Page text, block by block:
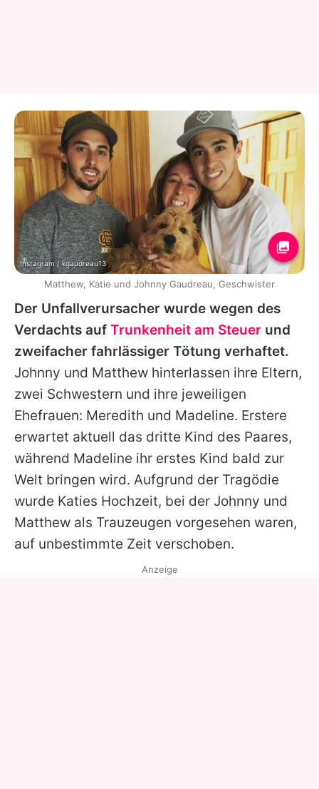
Der Unfallverursacher wurde wegen des
Verdachts auf Trunkenheit am Steuer und
zweifacher fahrlässiger Tötung verhaftet.
Johnny und Matthew hinterlassen ihre Eltern,
zwei Schwestern und ihre jeweiligen
Ehefrauen: Meredith und Madeline. Erstere
erwartet aktuell das dritte Kind des Paares,
während Madeline ihr erstes Kind bald zur
Welt bringen wird. Aufgrund der Tragödie
wurde Katies Hochzeit, bei der Johnny und
Matthew als Trauzeugen vorgesehen waren,
auf unbestimmte Zeit verschoben.
Instagram / kgaudreau13
Matthew, Katie und Johnny Gaudreau, Geschwister
Anzeige